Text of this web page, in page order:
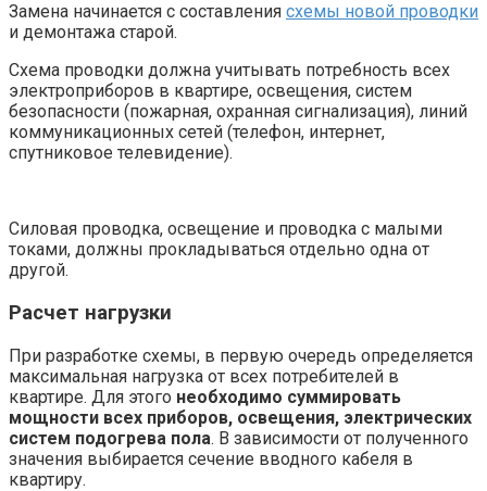
Замена начинается с составления схемы новой проводки
и демонтажа старой.
Схема проводки должна учитывать потребность всех
электроприборов в квартире, освещения, систем
безопасности (пожарная, охранная сигнализация), линий
коммуникационных сетей (телефон, интернет,
спутниковое телевидение).
Силовая проводка, освещение и проводка с малыми
токами, должны прокладываться отдельно одна от
другой.
Расчет нагрузки
При разработке схемы, в первую очередь определяется
максимальная нагрузка от всех потребителей в
квартире. Для этого необходимо суммировать
мощности всех приборов, освещения, электрических
систем подогрева пола. В зависимости от полученного
значения выбирается сечение вводного кабеля в
квартиру.